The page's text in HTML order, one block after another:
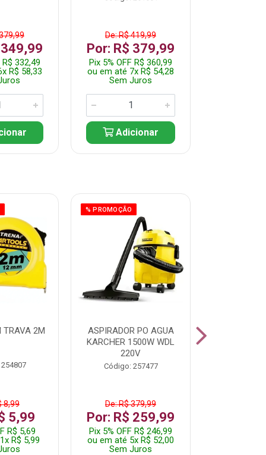
R$ 332,49
R$ 58,33
De: R$ 419,99
Por: R$ 379,99
Pix 5% OFF R$ 360,99
ou em até 7x R$ 54,28
Sem Juros
Adicionar
TRAVA 2M
8,99
5,99
R$ 5,69
R$ 5,99
% PROMOÇÃO
ASPIRADOR PO AGUA
KARCHER 1500W WDL
220V
Código: 257477
De: R$ 379,99
Por: R$ 259,99
Pix 5% OFF R$ 246,99
ou em até 5x R$ 52,00
Sem Juros